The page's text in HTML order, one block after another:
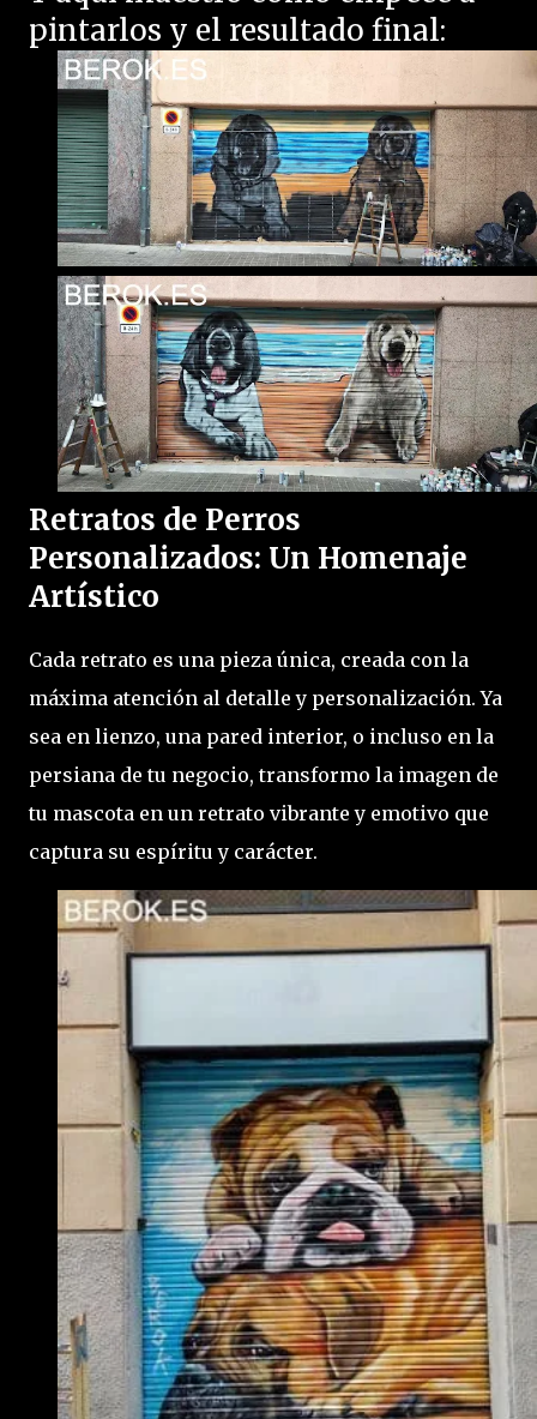
pintarlos y el resultado final:
Retratos de Perros
Personalizados: Un Homenaje
Artístico
Cada retrato es una pieza única, creada con la
máxima atención al detalle y personalización. Ya
sea en lienzo, una pared interior, o incluso en la
persiana de tu negocio, transformo la imagen de
tu mascota en un retrato vibrante y emotivo que
captura su espíritu y carácter.